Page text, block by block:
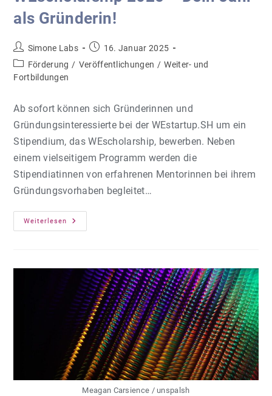
als Gründerin!
Beitrags-
Autor:
Simone Labs
Beitrag
veröffentlicht:
16. Januar 2025
Beitrags-
Kategorie:
Förderung / Veröffentlichungen / Weiter- und
Fortbildungen
Ab sofort können sich Gründerinnen und
Gründungsinteressierte bei der WEstartup.SH um ein
Stipendium, das WEscholarship, bewerben. Neben
einem vielseitigem Programm werden die
Stipendiatinnen von erfahrenen Mentorinnen bei ihrem
Gründungsvorhaben begleitet…
Weiterlesen
WEscholarship
2025
Gründerin!
Meagan Carsience / unspalsh